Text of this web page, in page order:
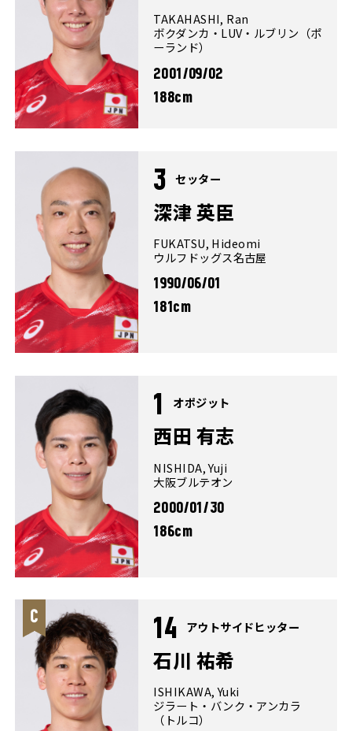
TAKAHASHI, Ran
ボクダンカ・LUV・ルブリン（ポ
ーランド）
2001/09/02
188cm
3 セッター
深津 英臣
FUKATSU, Hideomi
ウルフドッグス名古屋
1990/06/01
181cm
1 オポジット
西田 有志
NISHIDA, Yuji
大阪ブルテオン
2000/01/30
186cm
14 アウトサイドヒッター
石川 祐希
ISHIKAWA, Yuki
ジラート・バンク・アンカラ
（トルコ）